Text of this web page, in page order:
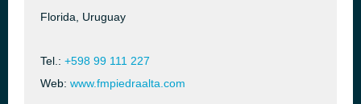
Florida, Uruguay
Tel.: +598 99 111 227
Web: www.fmpiedraalta.com